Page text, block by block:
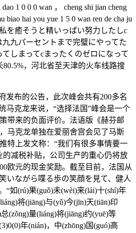
1 0 0 0 wan ， cheng shi jian cheng
biao hai you yue 1 5 0 wan ren de cha ju
私を癒そうと精いっぱい努力したしc
九パーセントまで完璧にやってた
しまってcまったくのゼロになって
，河北省至天津的火车线路搜
布的公告，此次峰会共有200多名
马克龙来说，“选择法国”峰会是一个
带来的负面评价。法语版《赫芬邮
马克龙单独在爱丽舍宫会见了马斯
特上发文称：“我们有很多事情要一
减税补贴，公司生产的重心仍将放
欧元的现金奖励。截至目前，法国从
いながら喋る歩の笑顔を見て、健人
如(rú)果(guǒ)未(wèi)来(lái)十(shí)年
将(jiāng)与(yǔ)今(jīn)天(tiān)印
(zǒng)量(liáng)将(jiāng)约(yuē)等
年(nián)，中(zhōng)国(guó)高